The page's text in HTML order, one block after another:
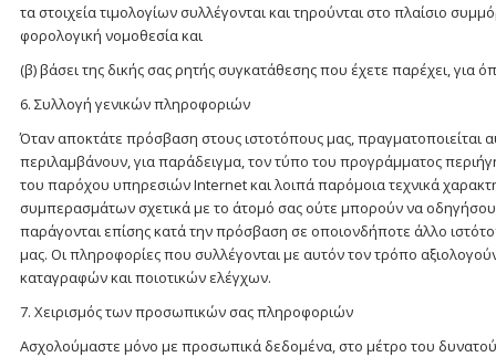
τα στοιχεία τιμολογίων συλλέγονται και τηρούνται στο πλαίσιο
φορολογική νομοθεσία και
(β) βάσει της δικής σας ρητής συγκατάθεσης που έχετε παρέχει, για
6. Συλλογή γενικών πληροφοριών
Όταν αποκτάτε πρόσβαση στους ιστοτόπους μας,
περιλαμβάνουν, για παράδειγμα, τον τύπο του προγράμματος
του παρόχου υπηρεσιών Internet και λοιπά παρόμοια τεχνικά
συμπερασμάτων σχετικά με το άτομό σας ούτε μπορούν να
παράγονται επίσης κατά την πρόσβαση σε οποιονδήποτε άλλο
μας. Οι πληροφορίες που συλλέγονται με αυτόν τον τρόπο
καταγραφών και ποιοτικών ελέγχων.
7. Χειρισμός των προσωπικών σας πληροφοριών
Ασχολούμαστε μόνο με προσωπικά δεδομένα, στο μέτρο του